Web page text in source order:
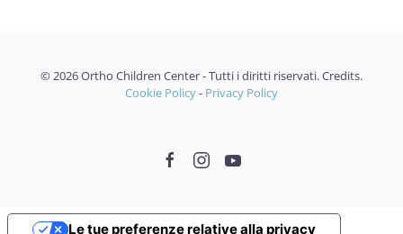
©2026Ortho Children Center - Tutti i diritti riservati.Credits.
Cookie Policy- Privacy Policy
Le tue preferenze relative alla privacy